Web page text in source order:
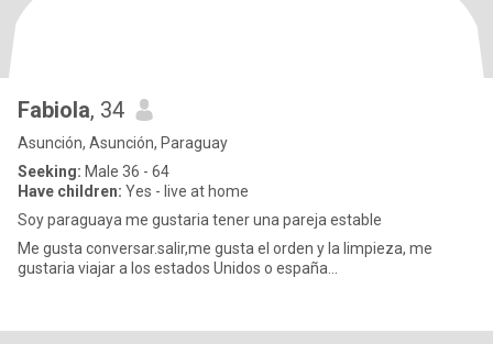
Fabiola, 34
Asunción, Asunción, Paraguay
Seeking: Male 36 - 64
Have children: Yes - live at home
Soy paraguaya me gustaria tener una pareja estable
Me gusta conversar.salir,me gusta el orden y la limpieza, me
gustaria viajar a los estados Unidos o españa...